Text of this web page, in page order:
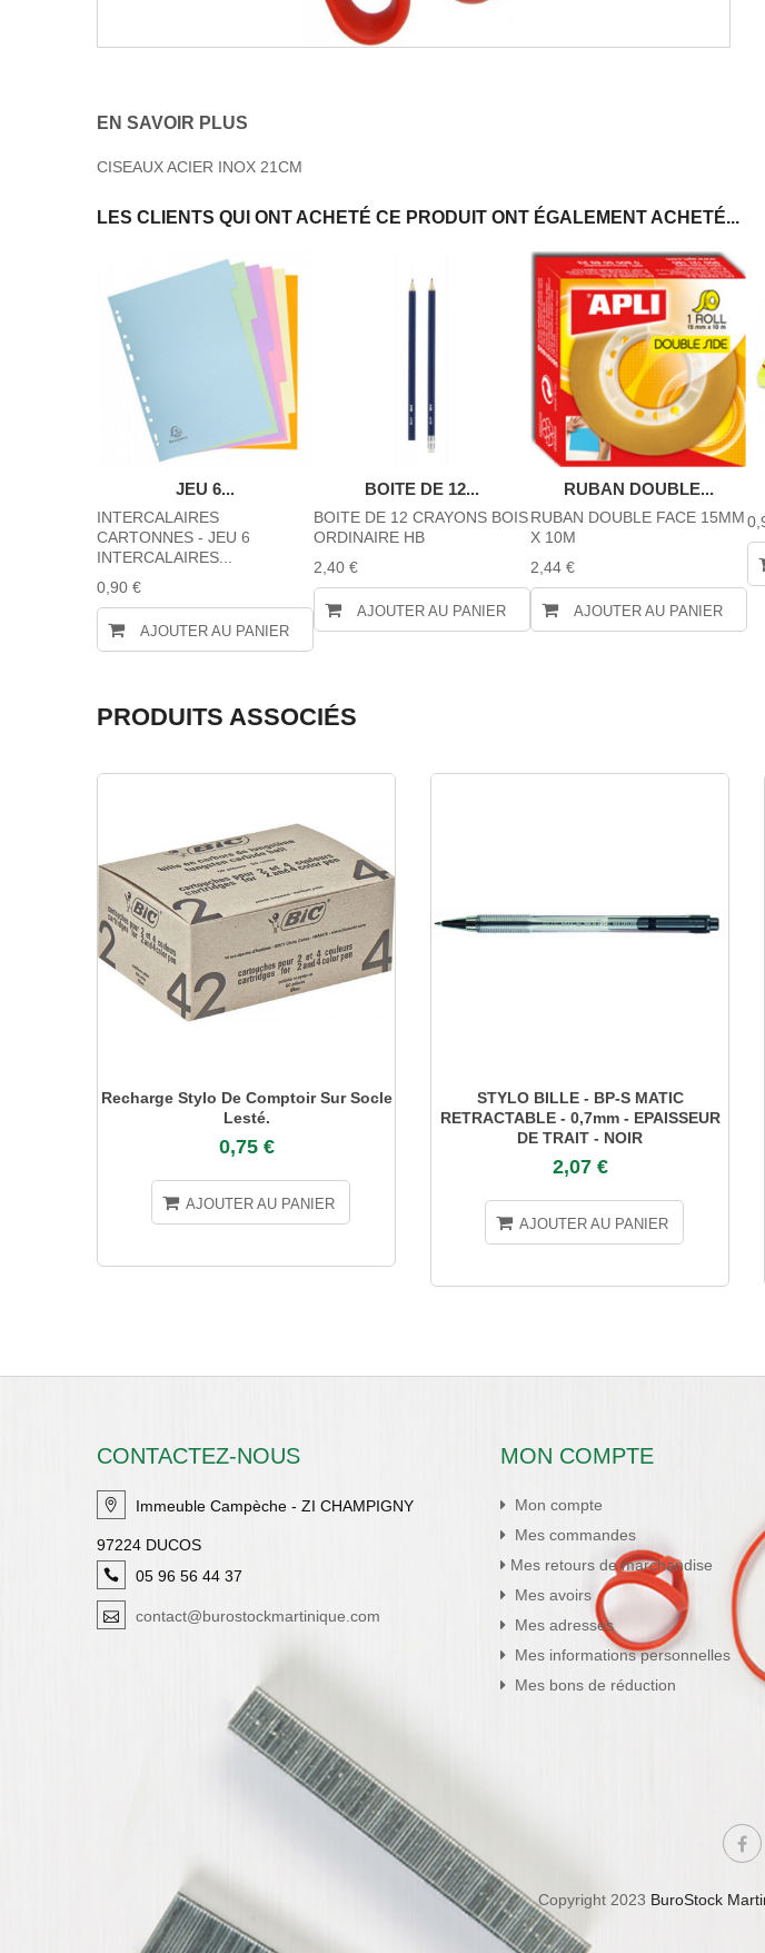
EN SAVOIR PLUS
CISEAUX ACIER INOX 21CM
LES CLIENTS QUI ONT ACHETÉ CE PRODUIT ONT ÉGALEMENT ACHETÉ...
JEU 6...
INTERCALAIRES
CARTONNES - JEU 6
INTERCALAIRES...
0,90 €
AJOUTER AU PANIER
BOITE DE 12...
BOITE DE 12 CRAYONS BOIS
ORDINAIRE HB
2,40 €
AJOUTER AU PANIER
RUBAN DOUBLE...
RUBAN DOUBLE FACE 15MM
X 10M
2,44 €
AJOUTER AU PANIER
PRODUITS ASSOCIÉS
Recharge Stylo De Comptoir Sur Socle
Lesté.
0,75 €
AJOUTER AU PANIER
STYLO BILLE - BP-S MATIC
RETRACTABLE - 0,7mm - EPAISSEUR
DE TRAIT - NOIR
2,07 €
AJOUTER AU PANIER
CONTACTEZ-NOUS
Immeuble Campèche - ZI CHAMPIGNY
97224 DUCOS
05 96 56 44 37
contact@burostockmartinique.com
MON COMPTE
Mon compte
Mes commandes
Mes retours de marchandise
Mes avoirs
Mes adresses
Mes informations personnelles
Mes bons de réduction
Copyright 2023 BuroStock